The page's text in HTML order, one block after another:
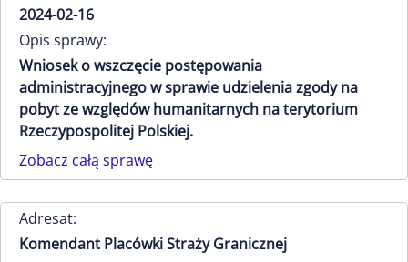
2024-02-16
Opis sprawy:
Wniosek o wszczęcie postępowania
administracyjnego w sprawie udzielenia zgody na
pobyt ze względów humanitarnych na terytorium
Rzeczypospolitej Polskiej.
Zobacz całą sprawę
Adresat:
Komendant Placówki Straży Granicznej